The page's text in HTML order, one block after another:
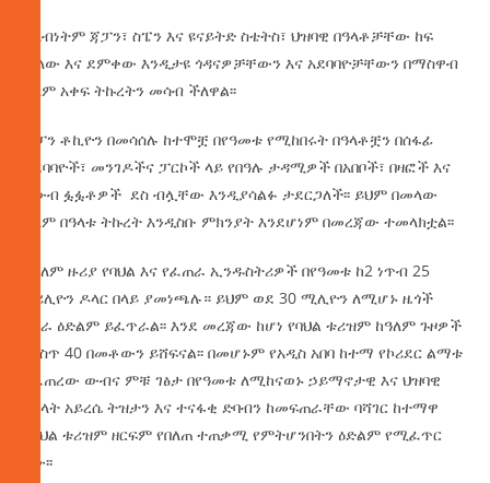
ለአብነትም ጃፓን፣ ስፔን እና ዩናይትድ ስቴትስ፣ ህዝባዊ በዓላቶቻቸው ከፍ
ብለው እና ደምቀው እንዲታዩ ጎዳናዎቻቸውን እና አደባባዮቻቸውን በማስዋብ
ዓለም አቀፍ ትኩረትን መሳብ ችለዋል፡፡
ጃፓን ቶኪዮን በመሳሰሉ ከተሞቿ በየዓመቱ የሚከበሩት በዓላቶቿን በሰፋፊ
አደባባዮች፣ መንገዶችና ፓርኮች ላይ የበዓሉ ታዳሚዎች በአበቦች፣ በዛፎች እና
በውብ ፏፏቶዎች ደስ ብሏቸው እንዲያሳልፉ ታደርጋለች፡፡ ይህም በመላው
ዓለም በዓላቱ ትኩረት እንዲስቡ ምክንያት እንደሆነም በመረጃው ተመላክቷል፡፡
በዓለም ዙሪያ የባህል እና የፈጠራ ኢንዱስትሪዎች በየዓመቱ ከ2 ነጥብ 25
ትሪሊዮን ዶላር በላይ ያመነጫሉ። ይህም ወደ 30 ሚሊዮን ለሚሆኑ ዜጎች
የስራ ዕድልም ይፈጥራል፡፡ እንደ መረጃው ከሆነ የባህል ቱሪዝም ከዓለም ጉዞዎች
ውስጥ 40 በመቶውን ይሸፍናል፡፡ በመሆኑም የአዲስ አበባ ከተማ የኮሪደር ልማቱ
የፈጠረው ውብና ምቹ ገፅታ በየዓመቱ ለሚከናወኑ ኃይማኖታዊ እና ህዝባዊ
በዓላት አይረሴ ትዝታን እና ተናፋቂ ድባብን ከመፍጠራቸው ባሻገር ከተማዋ
በባህል ቱሪዝም ዘርፍም የበለጠ ተጠቃሚ የምትሆንበትን ዕድልም የሚፈጥር
ነው፡፡